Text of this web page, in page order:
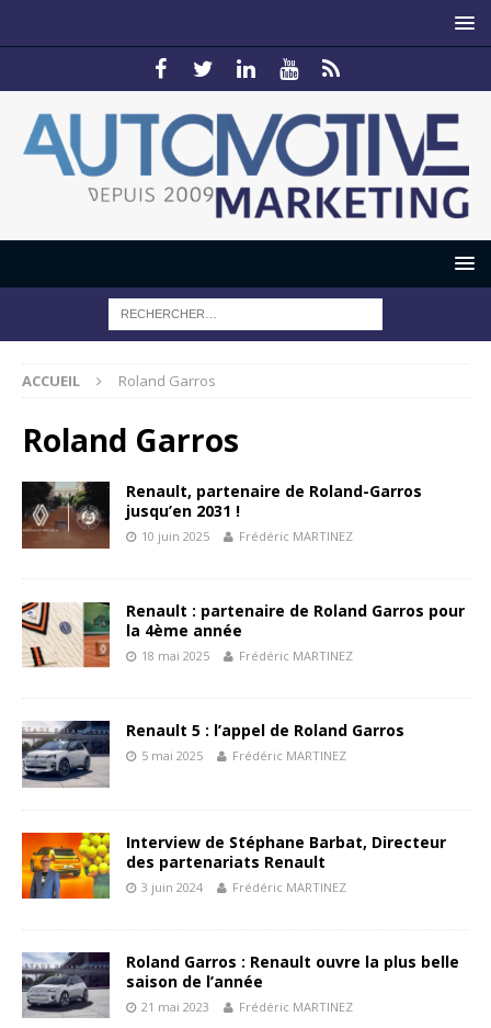
ACCUEIL Roland Garros
Roland Garros
Renault, partenaire de Roland-Garros
jusqu’en 2031 !
10 juin 2025 Frédéric MARTINEZ
Renault : partenaire de Roland Garros pour
la 4ème année
18 mai 2025 Frédéric MARTINEZ
Renault 5 : l’appel de Roland Garros
5 mai 2025 Frédéric MARTINEZ
Interview de Stéphane Barbat, Directeur
des partenariats Renault
3 juin 2024 Frédéric MARTINEZ
Roland Garros : Renault ouvre la plus belle
saison de l’année
21 mai 2023 Frédéric MARTINEZ